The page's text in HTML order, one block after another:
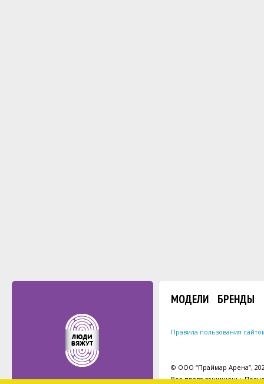
МОДЕЛИ БРЕНДЫ
Правила пользования
© ООО “Праймар Арена”,
Все права защищены.